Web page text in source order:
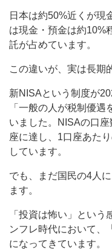
日本は約50%近くが現
は現金・預金は約10%
託が占めています。
この違いが、実は長期
新NISAという制度が
「一般の人が税制優
いました。NISAの口
座に達し、1口座あた
しています。
でも、まだ国民の4人
ます。
「投資は怖い」とい
ンフレ時代において、
になってきています。